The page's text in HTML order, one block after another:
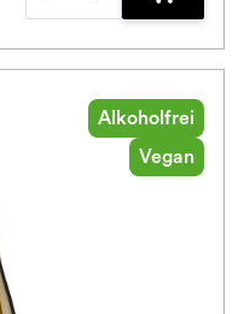
Zum
Alkoholfrei
Vegan